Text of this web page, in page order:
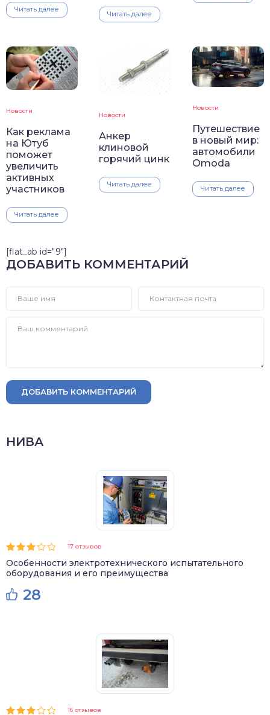
Читать далее
Читать далее
Новости
Как реклама
на Ютуб
поможет
увеличить
активных
участников
Читать далее
Новости
Анкер
клиновой
горячий цинк
Читать далее
Новости
Путешествие
в новый мир:
автомобили
Omoda
Читать далее
[flat_ab id="9"]
ДОБАВИТЬ КОММЕНТАРИЙ
ДОБАВИТЬ КОММЕНТАРИЙ
НИВА
17 отзывов
Особенности электротехнического испытательного
оборудования и его преимущества
28
16 отзывов